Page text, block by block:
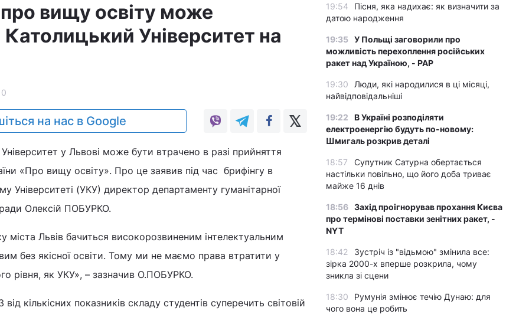
вищу освіту може
Університет на
на нас в Google
у Львові може бути втрачено в разі прийняття
«Про вищу освіту». Про це заявив під час брифінгу в
Університеті (УКУ) директор департаменту гуманітарної
Олексій ПОБУРКО.
міста Львів бачиться високорозвиненим інтелектуальним
без якісної освіти. Тому ми не маємо права втратити у
рівня, як УКУ», – зазначив О.ПОБУРКО.
кількісних показників складу студентів суперечить світовій
19:54
Пісня, яка надихає: як визначити за
датою народження
19:35 У Польщі заговорили про
можливість перехоплення російських
ракет над Україною, - PAP
19:30
Люди, які народилися в ці місяці,
найвідповідальніші
19:22
В Україні розподіляти
електроенергію будуть по-новому:
Шмигаль розкрив деталі
18:57
Супутник Сатурна обертається
настільки повільно, що його доба триває
майже 16 днів
18:56 Захід проігнорував прохання Києва
про термінові поставки зенітних ракет, -
NYT
18:42
Зустріч із "відьмою" змінила все:
зірка 2000-х вперше розкрила, чому
зникла зі сцени
18:30
Румунія змінює течію Дунаю: для
чого вона це робить